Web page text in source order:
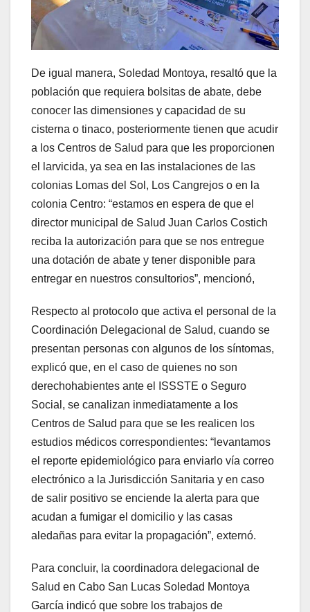
De igual manera, Soledad Montoya, resaltó que la
población que requiera bolsitas de abate, debe
conocer las dimensiones y capacidad de su
cisterna o tinaco, posteriormente tienen que acudir
a los Centros de Salud para que les proporcionen
el larvicida, ya sea en las instalaciones de las
colonias Lomas del Sol, Los Cangrejos o en la
colonia Centro: “estamos en espera de que el
director municipal de Salud Juan Carlos Costich
reciba la autorización para que se nos entregue
una dotación de abate y tener disponible para
entregar en nuestros consultorios”, mencionó,
Respecto al protocolo que activa el personal de la
Coordinación Delegacional de Salud, cuando se
presentan personas con algunos de los síntomas,
explicó que, en el caso de quienes no son
derechohabientes ante el ISSSTE o Seguro
Social, se canalizan inmediatamente a los
Centros de Salud para que se les realicen los
estudios médicos correspondientes: “levantamos
el reporte epidemiológico para enviarlo vía correo
electrónico a la Jurisdicción Sanitaria y en caso
de salir positivo se enciende la alerta para que
acudan a fumigar el domicilio y las casas
aledañas para evitar la propagación”, externó.
Para concluir, la coordinadora delegacional de
Salud en Cabo San Lucas Soledad Montoya
García indicó que sobre los trabajos de